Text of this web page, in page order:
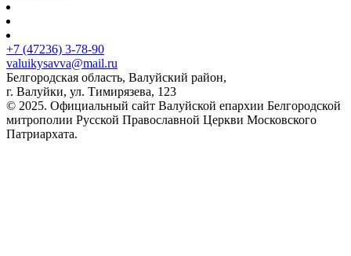
+7 (47236) 3-78-90
valuikysavva@mail.ru
Белгородская область, Валуйский район,
г. Валуйки, ул. Тимирязева, 123
© 2025. Официальный сайт Валуйской епархии Белгородской
митрополии Русской Православной Церкви Московского
Патриархата.